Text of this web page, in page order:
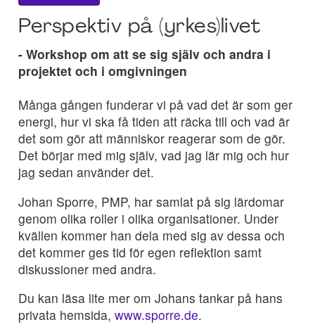
Perspektiv på (yrkes)livet
- Workshop om att se sig själv och andra i
projektet och i omgivningen
Många gången funderar vi på vad det är som ger
energi, hur vi ska få tiden att räcka till och vad är
det som gör att människor reagerar som de gör.
Det börjar med mig själv, vad jag lär mig och hur
jag sedan använder det.
Johan Sporre, PMP, har samlat på sig lärdomar
genom olika roller i olika organisationer. Under
kvällen kommer han dela med sig av dessa och
det kommer ges tid för egen reflektion samt
diskussioner med andra.
Du kan läsa lite mer om Johans tankar på hans
privata hemsida, www.sporre.de.